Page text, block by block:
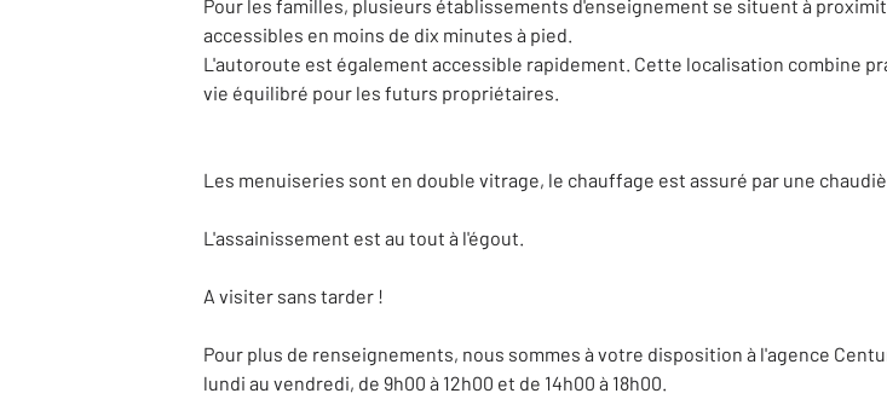
Pour les familles, plusieurs établissements d'enseignement se situent à
accessibles en moins de dix minutes à pied.
L'autoroute est également accessible rapidement. Cette localisation combine
vie équilibré pour les futurs propriétaires.
Les menuiseries sont en double vitrage, le chauffage est assuré par une
L'assainissement est au tout à l'égout.
A visiter sans tarder !
Pour plus de renseignements, nous sommes à votre disposition à l'agence
lundi au vendredi, de 9h00 à 12h00 et de 14h00 à 18h00.